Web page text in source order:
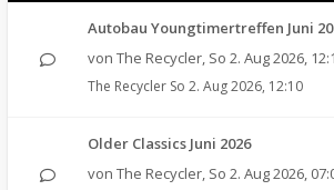
Autobau Youngtimertreffen Juni
von The Recycler, So 2. Aug 2026,
The Recycler So 2. Aug 2026, 12:10
Older Classics Juni 2026
von The Recycler, So 2. Aug 2026,